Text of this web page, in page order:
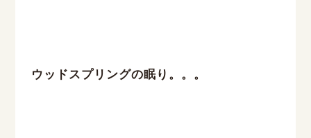
ウッドスプリングの眠り。。。